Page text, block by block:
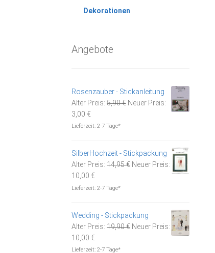
Dekorationen
Angebote
Rosenzauber - Stickanleitung
Alter Preis: 5,90€ Ursprünglicher
Neuer Preis:
3,00 €Aktueller
Preis
Lieferzeit:2-7 Tage*
SilberHochzeit - Stickpackung
Alter Preis: 14,95€ Ursprünglicher
Neuer Preis:
10,00 €Aktueller
Preis
Lieferzeit:2-7 Tage*
Wedding - Stickpackung
Alter Preis: 19,90€ Ursprünglicher
Neuer Preis:
10,00 €Aktueller
Preis
Lieferzeit:2-7 Tage*